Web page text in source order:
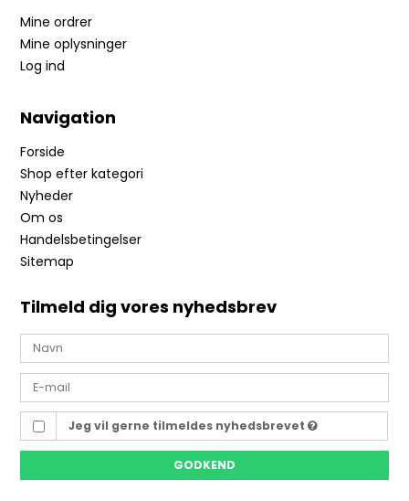
Mine ordrer
Mine oplysninger
Log ind
Navigation
Forside
Shop efter kategori
Nyheder
Om os
Handelsbetingelser
Sitemap
Tilmeld dig vores nyhedsbrev
Jeg vil gerne tilmeldes nyhedsbrevet
GODKEND